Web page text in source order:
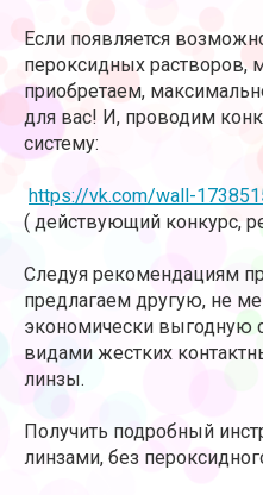
Если появляется
пероксидных растворов,
приобретаем,
для вас! И, проводим
систему:
https://vk.com/wall-
( действующий конкурс,
Следуя рекомендациям
предлагаем другую, не
экономически выгодную
видами жестких
линзы.
Получить подробный
линзами, без